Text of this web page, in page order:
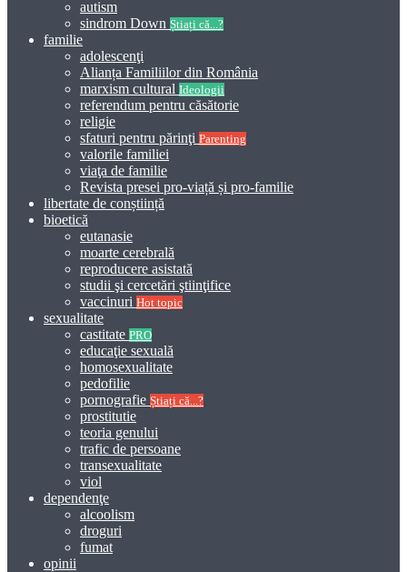
autism
sindrom Down Știați că...?
familie
adolescenţi
Alianța Familiilor din România
marxism cultural Ideologii
referendum pentru căsătorie
religie
sfaturi pentru părinţi Parenting
valorile familiei
viaţa de familie
Revista presei pro-viață și pro-familie
libertate de conștiință
bioetică
eutanasie
moarte cerebrală
reproducere asistată
studii şi cercetări ştiinţifice
vaccinuri Hot topic
sexualitate
castitate PRO
educaţie sexuală
homosexualitate
pedofilie
pornografie Știați că...?
prostitutie
teoria genului
trafic de persoane
transexualitate
viol
dependenţe
alcoolism
droguri
fumat
opinii